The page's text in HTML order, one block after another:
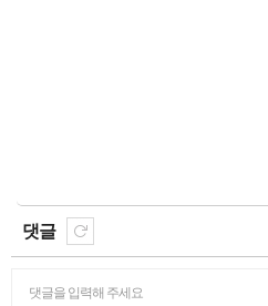
댓글
댓글을 입력해 주세요